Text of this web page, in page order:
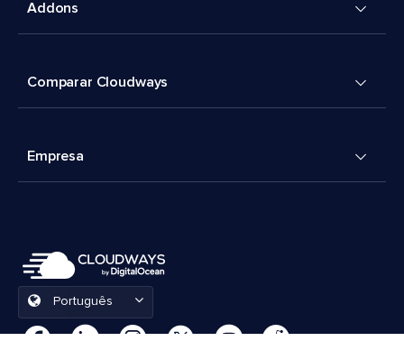
Addons
Comparar Cloudways
Empresa
Português